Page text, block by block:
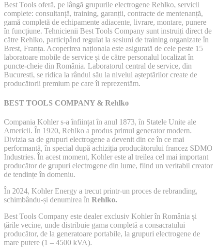
Best Tools oferă, pe lângă grupurile electrogene Rehlko, servicii
complete: consultanță, training, garanții, contracte de mentenanță,
gamă completă de echipamente adiacente, livrare, montare, punere
în funcțiune. Tehnicienii Best Tools Company sunt instruiți direct de
către Rehlko, participând regulat la sesiuni de training organizate în
Brest, Franța. Acoperirea naționala este asigurată de cele peste 15
laboratoare mobile de service și de către personalul localizat în
puncte-cheie din România. Laboratorul central de service, din
Bucuresti, se ridica la rândul său la nivelul așteptărilor create de
producătorii premium pe care îi reprezentăm.
BEST TOOLS COMPANY & Rehlko
Compania Kohler s-a înființat în anul 1873, în Statele Unite ale
Americii. În 1920, Rehlko a produs primul generator modern.
Divizia sa de grupuri electrogene a devenit din ce în ce mai
performantă, în special după achiziția producătorului francez SDMO
Industries. În acest moment, Kohler este al treilea cel mai important
producător de grupuri electrogene din lume, fiind un veritabil creator
de tendințe în domeniu.
În 2024, Kohler Energy a trecut printr-un proces de rebranding,
schimbându-și denumirea în Rehlko.
Best Tools Company este dealer exclusiv Kohler în România și
țările vecine, unde distribuie gama completă a consacratului
producător, de la generatoare portabile, la grupuri electrogene de
mare putere (1 – 4500 kVA).